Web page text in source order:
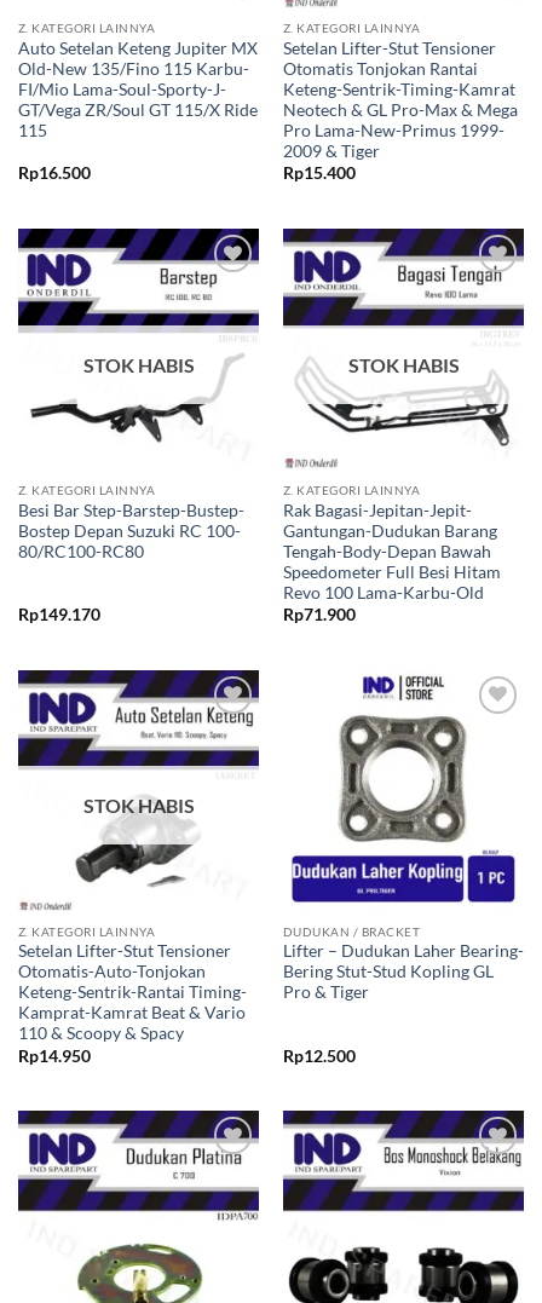
Z. KATEGORI LAINNYA
Auto Setelan Keteng Jupiter MX
Old-New 135/Fino 115 Karbu-
FI/Mio Lama-Soul-Sporty-J-
GT/Vega ZR/Soul GT 115/X Ride
115
Rp16.500
Z. KATEGORI LAINNYA
Setelan Lifter-Stut Tensioner
Otomatis Tonjokan Rantai
Keteng-Sentrik-Timing-Kamrat
Neotech & GL Pro-Max & Mega
Pro Lama-New-Primus 1999-
2009 & Tiger
Rp15.400
Tambahkan
STOK HABIS
Z. KATEGORI LAINNYA
Besi Bar Step-Barstep-Bustep-
Bostep Depan Suzuki RC 100-
80/RC100-RC80
Rp149.170
Tambahkan
ke Wishlist
STOK HABIS
Z. KATEGORI LAINNYA
Rak Bagasi-Jepitan-Jepit-
Gantungan-Dudukan Barang
Tengah-Body-Depan Bawah
Speedometer Full Besi Hitam
Revo 100 Lama-Karbu-Old
Rp71.900
Tambahkan
ke Wishlist
STOK HABIS
Z. KATEGORI LAINNYA
Setelan Lifter-Stut Tensioner
Otomatis-Auto-Tonjokan
Keteng-Sentrik-Rantai Timing-
Kamprat-Kamrat Beat & Vario
110 & Scoopy & Spacy
Rp14.950
Tambahkan
ke Wishlist
DUDUKAN / BRACKET
Lifter – Dudukan Laher Bearing-
Bering Stut-Stud Kopling GL
Pro & Tiger
Rp12.500
Tambahkan
ke Wishlist
Tambahkan
ke Wishlist